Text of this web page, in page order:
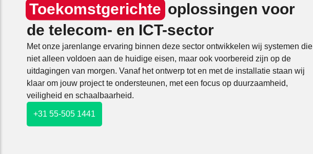
Toekomstgerichte oplossingen voor
de telecom- en ICT-sector
Met onze jarenlange ervaring binnen deze sector ontwikkelen wij systemen die
niet alleen voldoen aan de huidige eisen, maar ook voorbereid zijn op de
uitdagingen van morgen. Vanaf het ontwerp tot en met de installatie staan wij
klaar om jouw project te ondersteunen, met een focus op duurzaamheid,
veiligheid en schaalbaarheid.
+31 55-505 1441